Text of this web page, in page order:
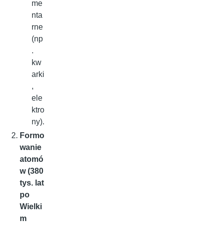
me
nta
rne
(np
.
kw
arki
,
ele
ktro
ny).
Formo
wanie
atomó
w (380
tys. lat
po
Wielki
m